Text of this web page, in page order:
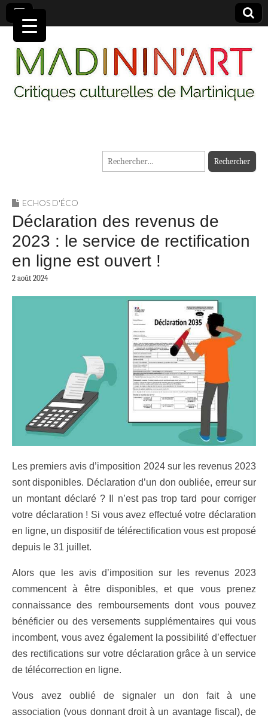
MADININ'ART
Rechercher :
ECHOS D'ÉCO
Déclaration des revenus de
2023 : le service de rectification
en ligne est ouvert !
2 août 2024
Les premiers avis d’imposition 2024 sur les revenus 2023
sont disponibles. Déclaration d’un don oubliée, erreur sur
un montant déclaré ? Il n’est pas trop tard pour corriger
votre déclaration ! Si vous avez effectué votre déclaration
en ligne, un dispositif de télérectification vous est proposé
depuis le 31 juillet.
Alors que les avis d’imposition sur les revenus 2023
commencent à être disponibles, et que vous prenez
connaissance des remboursements dont vous pouvez
bénéficier ou des versements supplémentaires qui vous
incombent, vous avez également la possibilité d’effectuer
des rectifications sur votre déclaration grâce à un service
de télécorrection en ligne.
Vous avez oublié de signaler un don fait à une
association (vous donnant droit à un avantage fiscal), de